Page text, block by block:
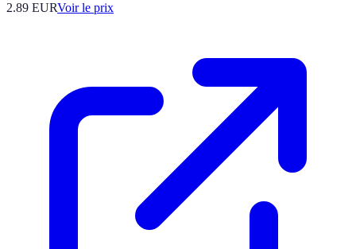
2.89 EURVoir le prix